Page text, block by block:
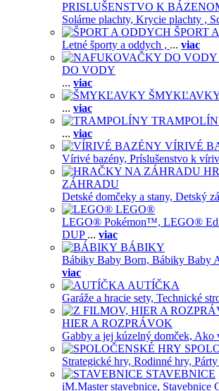
PRISLUŠENSTVO K
Solárne plachty, Krycie plachty ,
ŠPORT
Letné športy a oddych , ... viac
DO VODY
... viac
... viac
... viac
VÍRIVÉ
Vírivé bazény, Príslušenstvo k
ZÁHRADU
Detské domčeky a stany, Detský
LEGO®
LEGO® Pokémon™, LEGO®
DUP ... viac
BÁBIKY
Bábiky Baby Born, Bábiky Baby
viac
AUTÍČKA
Garáže a hracie sety, Technické
HIER A ROZPRÁVOK
Gabby a jej kúzelný domček, Ako
Strategické hry, Rodinné hry,
STAVEBNICE
iM.Master stavebnice, Stavebnice